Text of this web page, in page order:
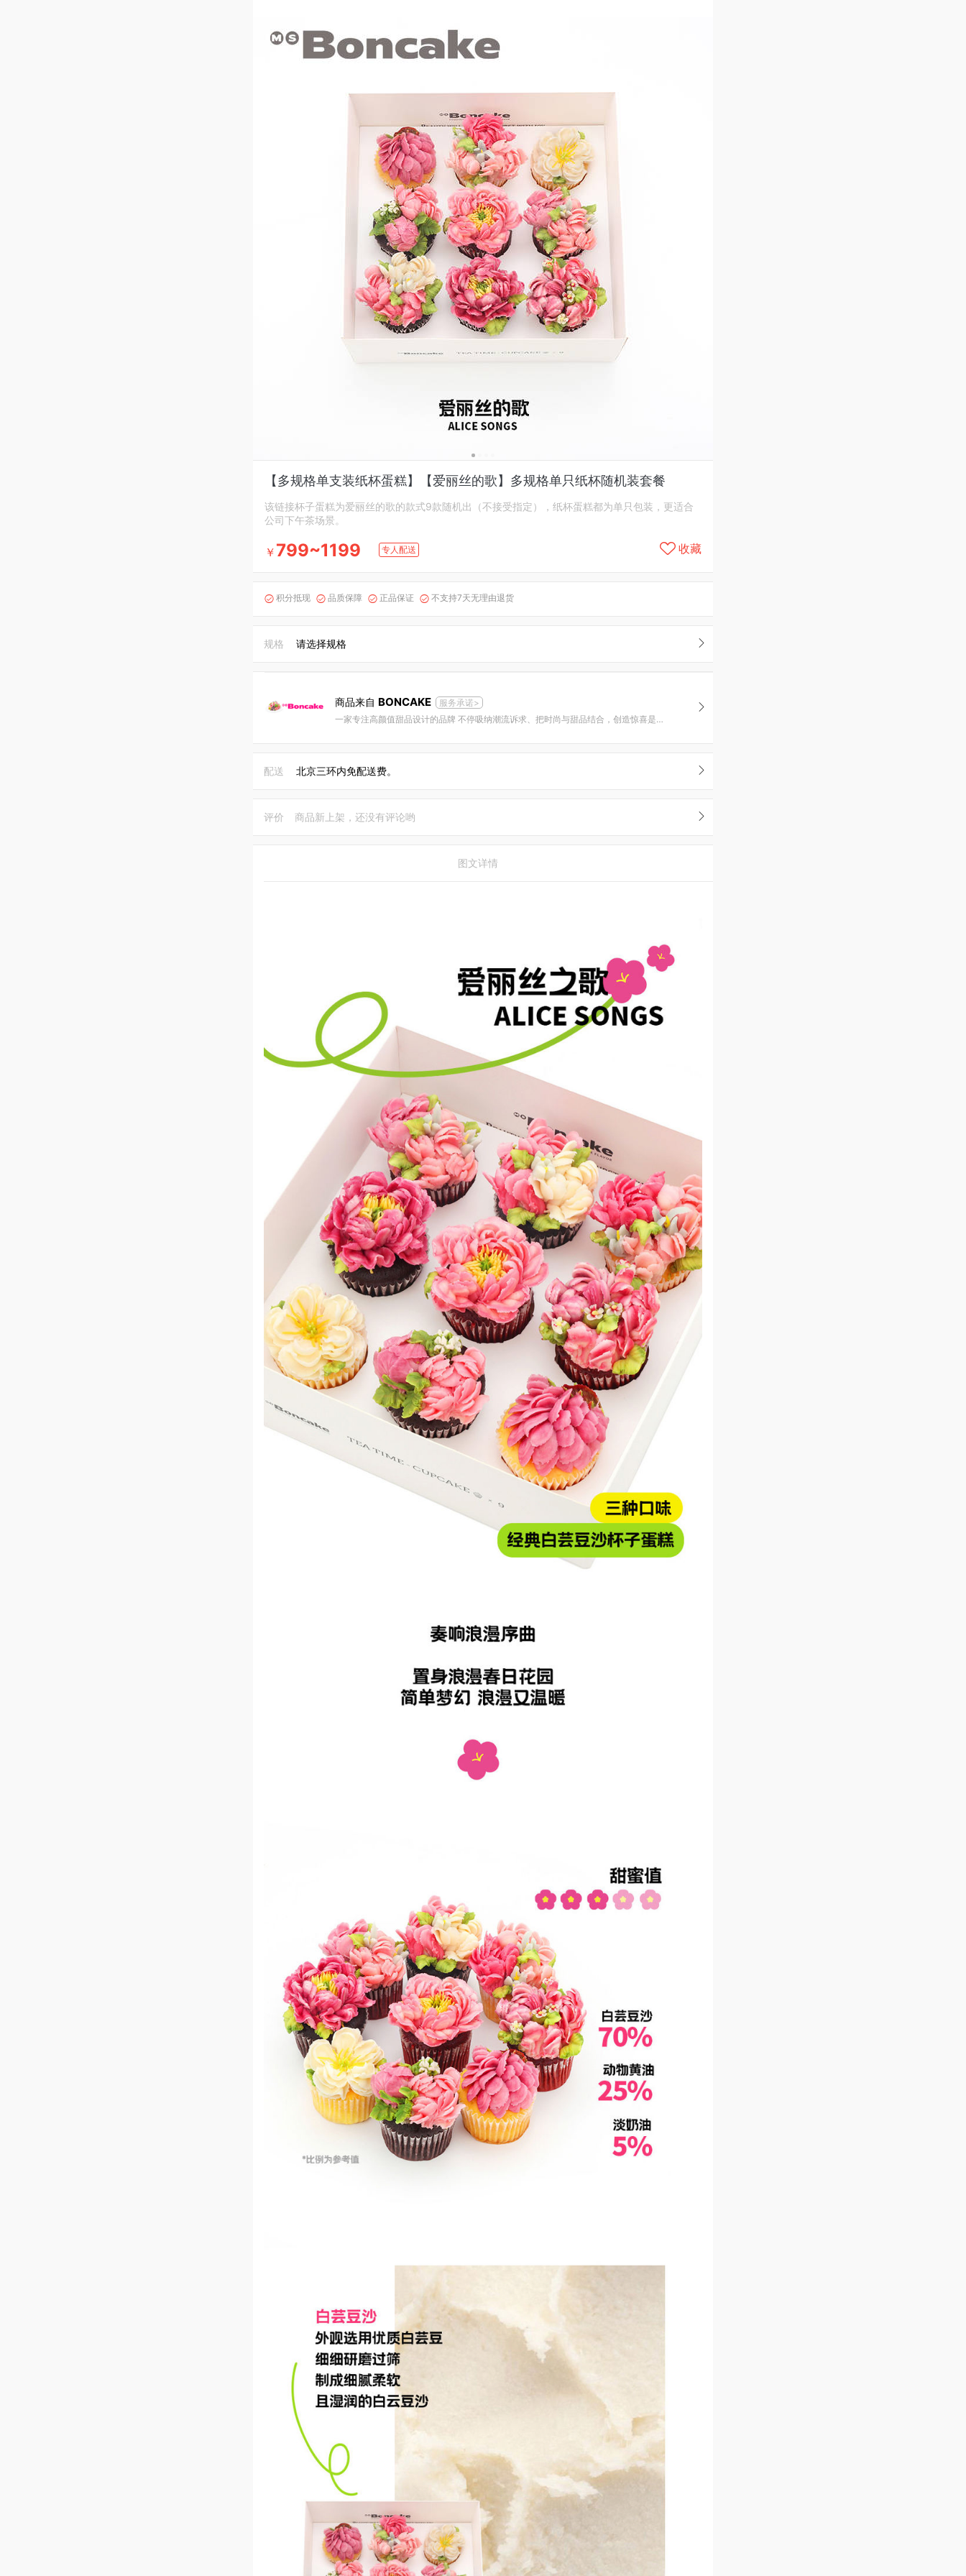
【多规格单支装纸杯蛋糕】【爱丽丝的歌】多规格单只纸杯随机装套餐
该链接杯子蛋糕为爱丽丝的歌的款式9款随机出（不接受指定），纸杯蛋糕都为单只包装，更适合
公司下午茶场景。
￥ 799~1199 专人配送 收藏
 积分抵现  品质保障  正品保证  不支持7天无理由退货
规格 请选择规格
商品来自 BONCAKE
服务承诺>
一家专注高颜值甜品设计的品牌 不停吸纳潮流诉求、把时尚与甜品结合，创造惊喜是我们的追求。
配送 北京三环内免配送费。
评价 商品新上架，还没有评论哟
图文详情